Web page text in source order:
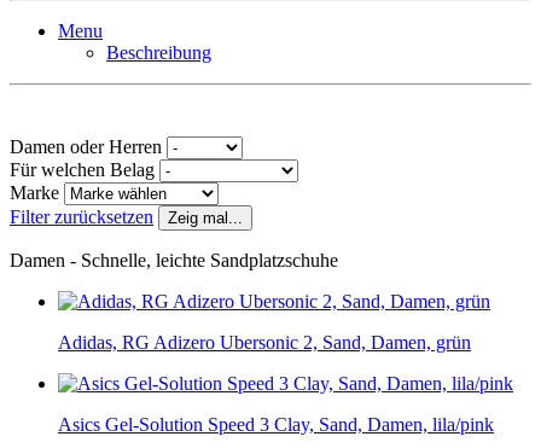
Menu
Beschreibung
Damen oder Herren
Für welchen Belag
Marke
Filter zurücksetzen
Zeig mal...
Damen - Schnelle, leichte Sandplatzschuhe
Adidas, RG Adizero Ubersonic 2, Sand, Damen, grün
Asics Gel-Solution Speed 3 Clay, Sand, Damen, lila/pink